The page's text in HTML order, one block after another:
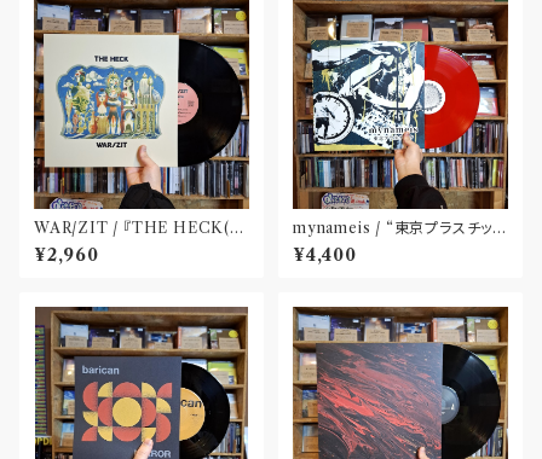
WAR​/​ZIT​ / 『​THE HECK(​1
2")​』
¥2,960
mynameis / “東京プラスチッ
ク” LP(12 inch)
¥4,400